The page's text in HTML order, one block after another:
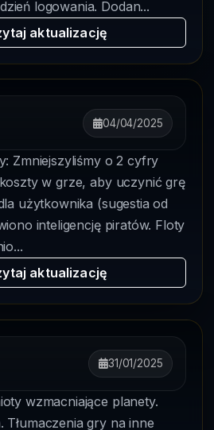
logowania. Dodan...
aktualizację
04/04/2025
Zmniejszyliśmy o 2 cyfry
w grze, aby uczynić grę
użytkownika (sugestia od
inteligencję piratów. Floty
aktualizację
31/01/2025
wzmacniające planety.
Tłumaczenia gry na inne